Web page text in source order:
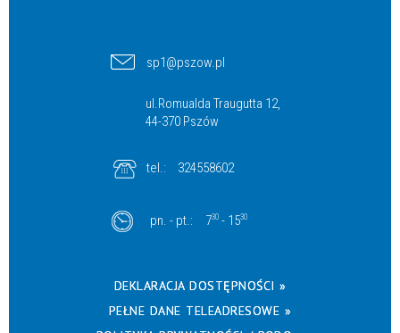
sp1@pszow.pl
ul.Romualda Traugutta 12,
44-370 Pszów
tel.: 324558602
pn. - pt.: 730 - 1530
DEKLARACJA DOSTĘPNOŚCI »
PEŁNE DANE TELEADRESOWE »